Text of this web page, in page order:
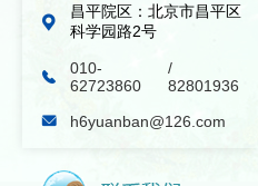
昌平院区：北京市昌平区
科学园路2号
010-
62723860
/
82801936
h6yuanban@126.com